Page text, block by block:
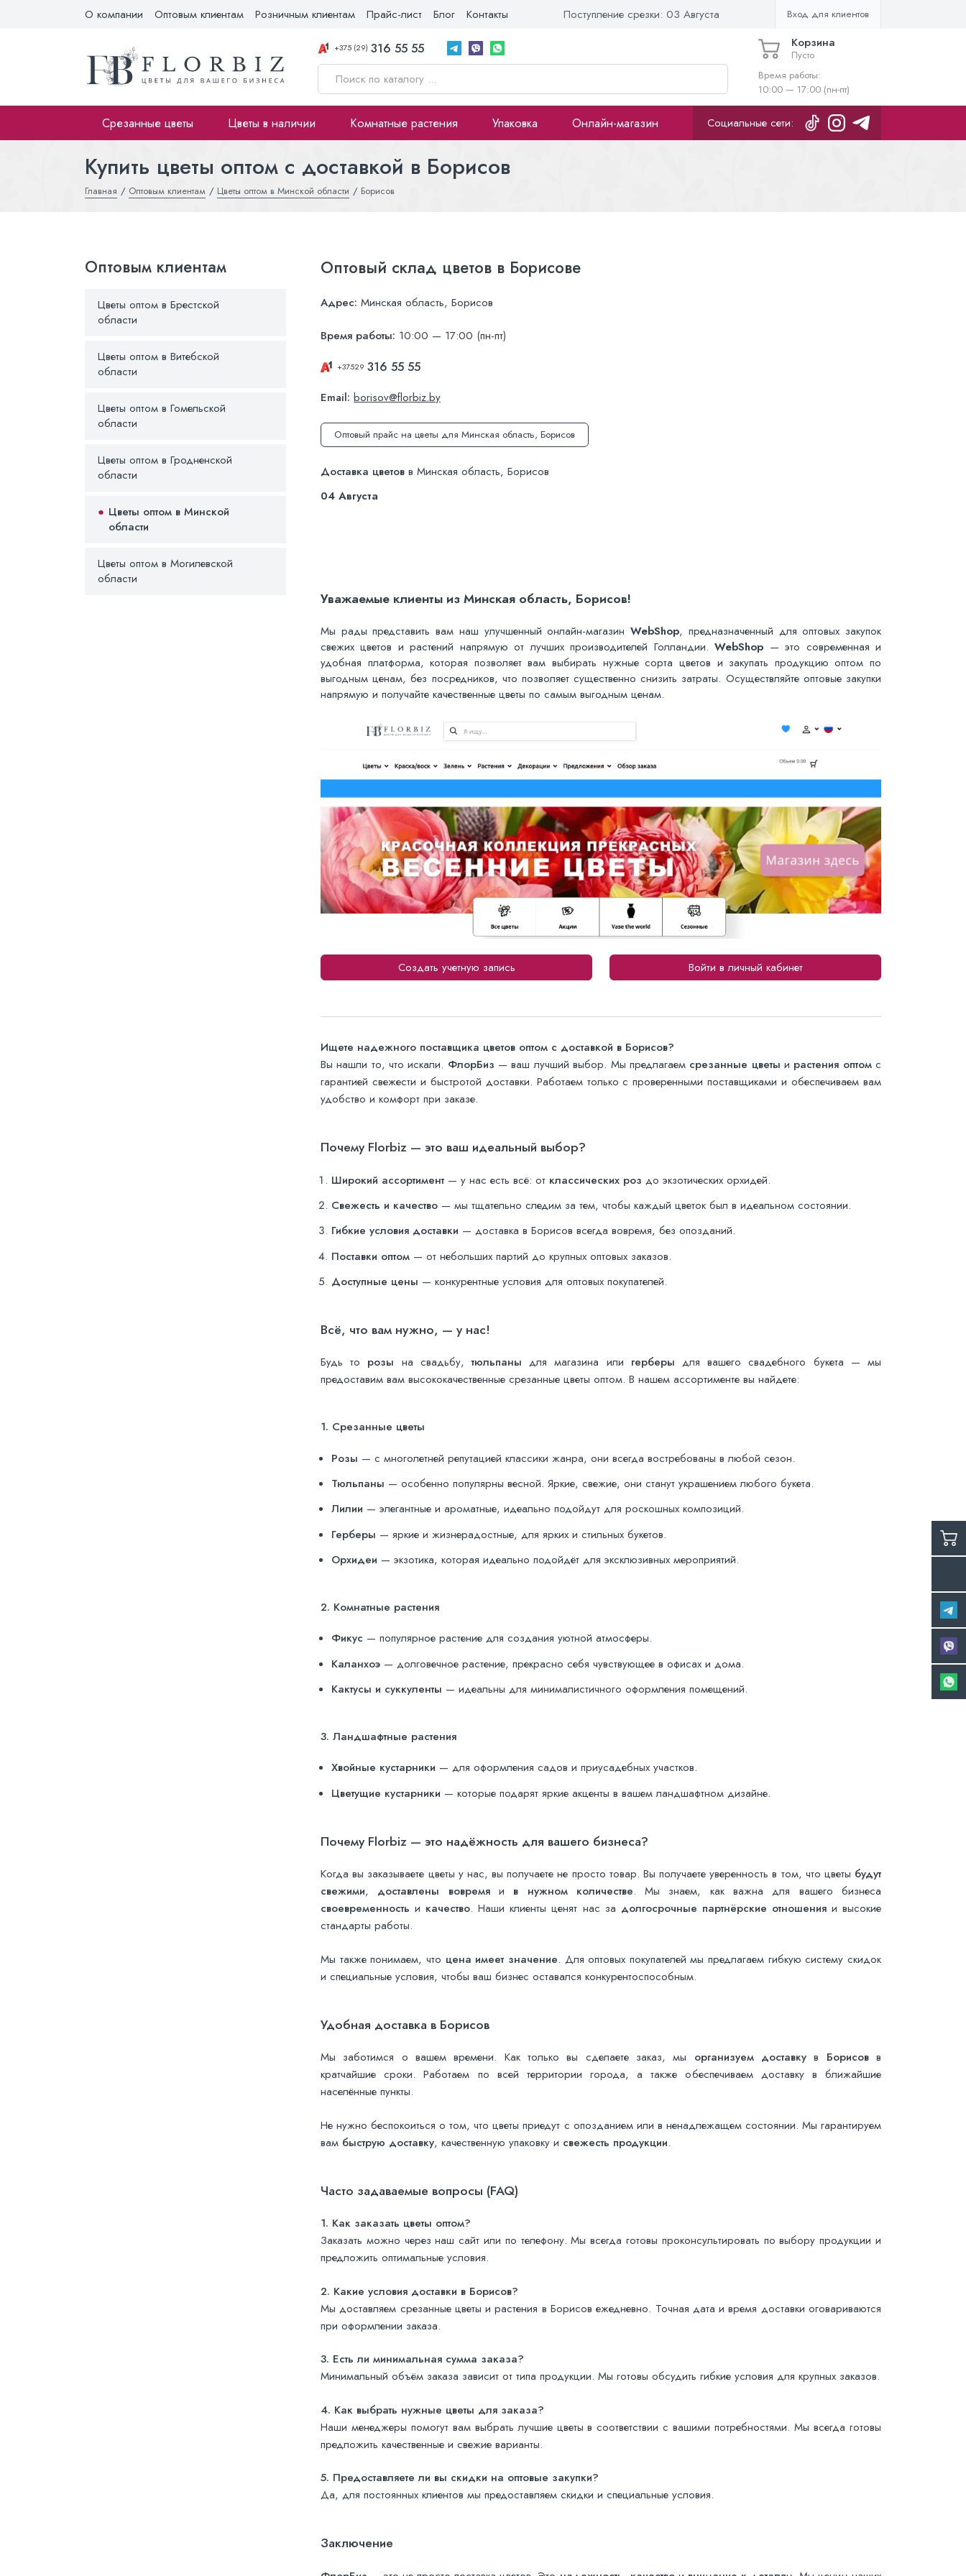
О компании Оптовым клиентам Розничным клиентам Прайс-лист Блог Контакты Поступление срезки: 03 Августа Вход для клиентов
+375 (29) 316 55 55 Корзина
Пусто
Время работы:
10:00 — 17:00 (пн-пт)
Срезанные цветы Цветы в наличии Комнатные растения Упаковка Онлайн-магазин Социальные сети:
Купить цветы оптом с доставкой в Борисов
Главная Оптовым клиентам Цветы оптом в Минской области Борисов
Оптовым клиентам
Цветы оптом в Брестской
области
Цветы оптом в Витебской
области
Цветы оптом в Гомельской
области
Цветы оптом в Гродненской
области
Цветы оптом в Минской
области
Цветы оптом в Могилевской
области
Оптовый склад цветов в Борисове
Адрес: Минская область, Борисов
Время работы: 10:00 — 17:00 (пн-пт)
+37529 316 55 55
Email: borisov@florbiz.by
Оптовый прайс на цветы для Минская область, Борисов
Доставка цветов в Минская область, Борисов
04 Августа
Уважаемые клиенты из Минская область, Борисов!
Мы рады представить вам наш улучшенный онлайн-магазинWebShop, предназначенный для оптовых закупок
свежих цветов и растений напрямую от лучших производителей Голландии.WebShop — это современная и
удобная платформа, которая позволяет вам выбирать нужные сорта цветов и закупать продукцию оптом по
выгодным ценам, без посредников, что позволяет существенно снизить затраты. Осуществляйте оптовые закупки
напрямую и получайте качественные цветы по самым выгодным ценам.
Создать учетную запись Войти в личный кабинет
Ищете надежного поставщика цветов оптом с доставкой в Борисов?
Вы нашли то, что искали. ФлорБиз — ваш лучший выбор. Мы предлагаем срезанные цветы и растения оптомс
гарантией свежести и быстротой доставки. Работаем только с проверенными поставщиками и обеспечиваем вам
удобство и комфорт при заказе.
Почему Florbiz — это ваш идеальный выбор?
Широкий ассортимент — у нас есть всё: от классических роз до экзотических орхидей.
Свежесть и качество — мы тщательно следим за тем, чтобы каждый цветок был в идеальном состоянии.
Гибкие условия доставки — доставка в Борисов всегда вовремя, без опозданий.
Поставки оптом — от небольших партий до крупных оптовых заказов.
Доступные цены — конкурентные условия для оптовых покупателей.
Всё, что вам нужно, — у нас!
Будь то розы на свадьбу,тюльпаны для магазина или герберы для вашего свадебного букета — мы
предоставим вам высококачественные срезанные цветы оптом. В нашем ассортименте вы найдете:
1. Срезанные цветы
Розы — с многолетней репутацией классики жанра, они всегда востребованы в любой сезон.
Тюльпаны — особенно популярны весной. Яркие, свежие, они станут украшением любого букета.
Лилии — элегантные и ароматные, идеально подойдут для роскошных композиций.
Герберы — яркие и жизнерадостные, для ярких и стильных букетов.
Орхидеи — экзотика, которая идеально подойдёт для эксклюзивных мероприятий.
2. Комнатные растения
Фикус — популярное растение для создания уютной атмосферы.
Каланхоэ — долговечное растение, прекрасно себя чувствующее в офисах и дома.
Кактусы и суккуленты — идеальны для минималистичного оформления помещений.
3. Ландшафтные растения
Хвойные кустарники — для оформления садов и приусадебных участков.
Цветущие кустарники — которые подарят яркие акценты в вашем ландшафтном дизайне.
Почему Florbiz — это надёжность для вашего бизнеса?
Когда вы заказываете цветы у нас, вы получаете не просто товар. Вы получаете уверенность в том, что цветы будут
свежими, доставлены вовремяи в нужном количестве. Мы знаем, как важна для вашего бизнеса
своевременность и качество. Наши клиенты ценят нас за долгосрочные партнёрские отношенияи высокие
стандарты работы.
Мы также понимаем, что цена имеет значение. Для оптовых покупателей мы предлагаем гибкую систему скидок
и специальные условия, чтобы ваш бизнес оставался конкурентоспособным.
Удобная доставка в Борисов
Мы заботимся о вашем времени. Как только вы сделаете заказ, мы организуем доставку в Борисовв
кратчайшие сроки. Работаем по всей территории города, а также обеспечиваем доставку в ближайшие
населённые пункты.
Не нужно беспокоиться о том, что цветы приедут с опозданием или в ненадлежащем состоянии. Мы гарантируем
вам быструю доставку, качественную упаковку и свежесть продукции.
Часто задаваемые вопросы (FAQ)
1. Как заказать цветы оптом?
Заказать можно через наш сайт или по телефону. Мы всегда готовы проконсультировать по выбору продукции и
предложить оптимальные условия.
2. Какие условия доставки в Борисов?
Мы доставляем срезанные цветы и растения в Борисов ежедневно. Точная дата и время доставки оговариваются
при оформлении заказа.
3. Есть ли минимальная сумма заказа?
Минимальный объём заказа зависит от типа продукции. Мы готовы обсудить гибкие условия для крупных заказов.
4. Как выбрать нужные цветы для заказа?
Наши менеджеры помогут вам выбрать лучшие цветы в соответствии с вашими потребностями. Мы всегда готовы
предложить качественные и свежие варианты.
5. Предоставляете ли вы скидки на оптовые закупки?
Да, для постоянных клиентов мы предоставляем скидки и специальные условия.
Заключение